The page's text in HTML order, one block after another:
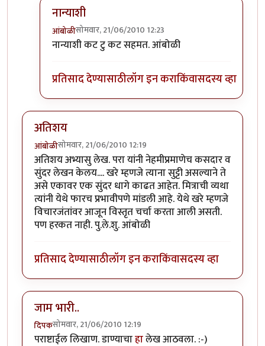
नान्याशी
आंबोळीसोमवार, 21/06/2010 12:23
In reply to>>मिपावरbyअवलिया
नान्याशी कट टु कट सहमत. आंबोळी
प्रतिसाद देण्यासाठीलॉग इन कराकिंवासदस्य व्हा
अतिशय
आंबोळीसोमवार, 21/06/2010 12:19
अतिशय अभ्यासु लेख. परा यांनी नेहमीप्रमाणेच कसदार व
सुंदर लेखन केलय.... खरे म्हणजे त्याना सुट्टी असल्याने ते
असे एकावर एक सुंदर धागे काढत आहेत. मित्राची व्यथा
त्यांनी येथे फारच प्रभावीपणे मांडली आहे. येथे खरे म्हणजे
विचारजंतांवर आजून विस्तृत चर्चा करता आली असती.
पण हरकत नाही. पु.ले.शु. आंबोळी
प्रतिसाद देण्यासाठीलॉग इन कराकिंवासदस्य व्हा
जाम भारी..
दिपकसोमवार, 21/06/2010 12:19
पराष्टाईल लिखाण. डाण्याचाहालेख आठवला. :-)